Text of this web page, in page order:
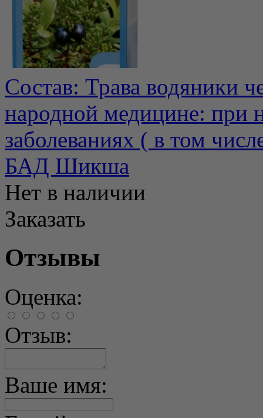
Состав: Трава водяники
народной медицине: при
заболеваниях ( в том
БАД Шикша
Нет в наличии
Заказать
Отзывы
Оценка:
Отзыв:
Ваше имя: